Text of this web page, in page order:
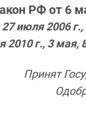
РФ от 6
июля 2006
2010 г., 3 мая,
Принят